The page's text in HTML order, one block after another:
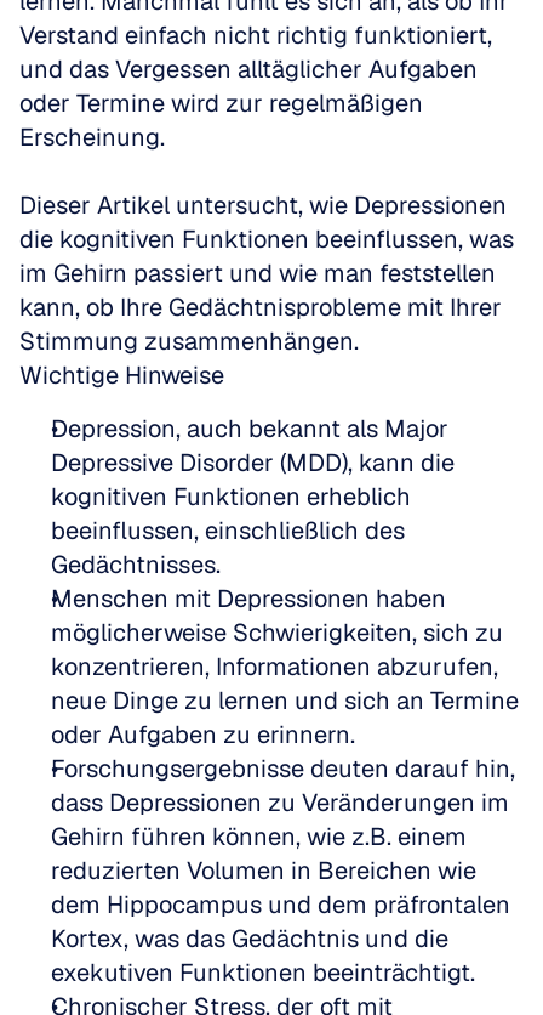
Verstand einfach nicht richtig funktioniert,
und das Vergessen alltäglicher Aufgaben
oder Termine wird zur regelmäßigen
Erscheinung.
Dieser Artikel untersucht, wie Depressionen
die kognitiven Funktionen beeinflussen, was
im Gehirn passiert und wie man feststellen
kann, ob Ihre Gedächtnisprobleme mit Ihrer
Stimmung zusammenhängen.
Wichtige Hinweise
Depression, auch bekannt als Major
Depressive Disorder (MDD), kann die
kognitiven Funktionen erheblich
beeinflussen, einschließlich des
Gedächtnisses.
Menschen mit Depressionen haben
möglicherweise Schwierigkeiten, sich zu
konzentrieren, Informationen abzurufen,
neue Dinge zu lernen und sich an Termine
oder Aufgaben zu erinnern.
Forschungsergebnisse deuten darauf hin,
dass Depressionen zu Veränderungen im
Gehirn führen können, wie z.B. einem
reduzierten Volumen in Bereichen wie
dem Hippocampus und dem präfrontalen
Kortex, was das Gedächtnis und die
exekutiven Funktionen beeinträchtigt.
Chronischer Stress, der oft mit